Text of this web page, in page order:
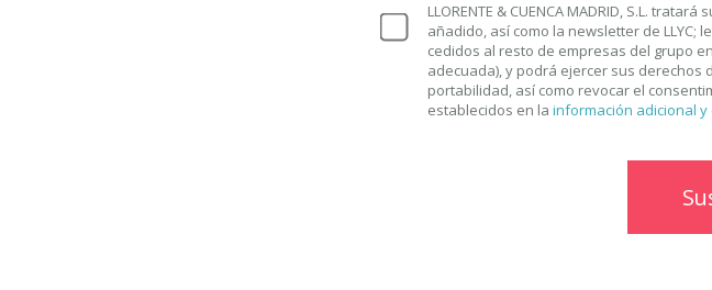
LLORENTE & CUENCA MADRID, S.L.
añadido, así como la newsletter de LLYC;
cedidos al resto de empresas del grupo
adecuada), y podrá ejercer sus derechos
portabilidad, así como revocar el
establecidos en la información adicional